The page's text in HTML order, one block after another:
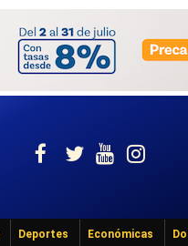
Deportes Económicas